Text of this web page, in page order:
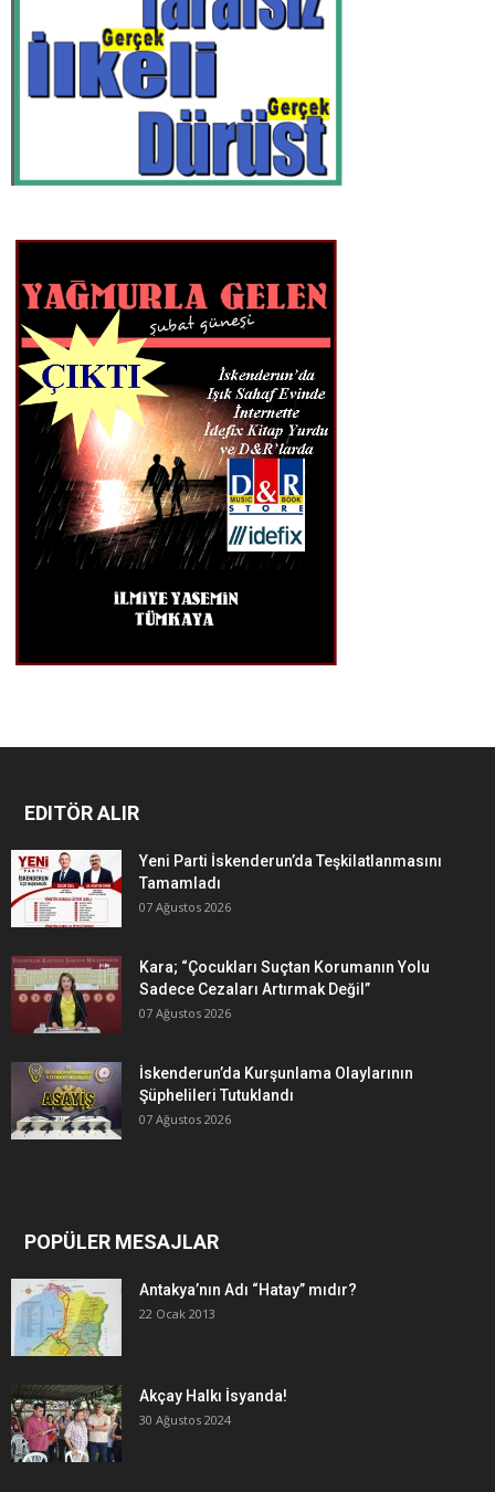
EDITÖR ALIR
Yeni Parti İskenderun’da Teşkilatlanmasını
Tamamladı
07 Ağustos 2026
Kara; “Çocukları Suçtan Korumanın Yolu
Sadece Cezaları Artırmak Değil”
07 Ağustos 2026
İskenderun’da Kurşunlama Olaylarının
Şüphelileri Tutuklandı
07 Ağustos 2026
POPÜLER MESAJLAR
Antakya’nın Adı “Hatay” mıdır?
22 Ocak 2013
Akçay Halkı İsyanda!
30 Ağustos 2024